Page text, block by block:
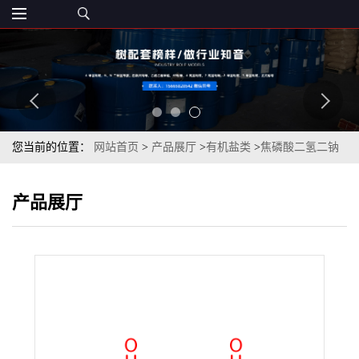
您当前的位置： 网站首页 > 产品展厅 >有机盐类 >焦磷酸二氢二钠
产品展厅